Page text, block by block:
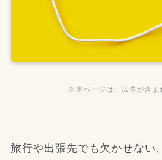
※本ページは、広告が含ま
旅行や出張先でも欠かせない